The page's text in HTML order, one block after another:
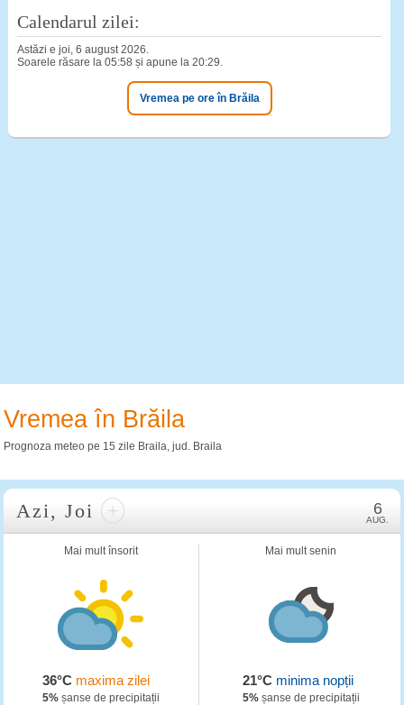
Calendarul zilei:
Astăzi e joi, 6 august 2026.
Soarele răsare la 05:58 și apune la 20:29.
Vremea pe ore în Brăila
Vremea în Brăila
Prognoza meteo pe 15 zile Braila, jud. Braila
Azi, Joi + 6
AUG.
Mai mult însorit
36°C maxima zilei
5% șanse de precipitații
Mai mult senin
21°Cminima nopții
5%șanse de precipitații